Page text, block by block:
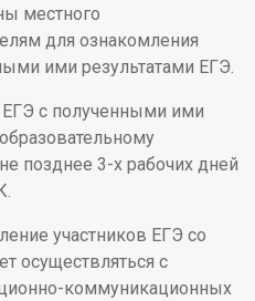
местного
для ознакомления
ими результатами ЕГЭ.
с полученными ими
позднее 3-х рабочих дней
участников ЕГЭ со
осуществляться с
коммуникационных